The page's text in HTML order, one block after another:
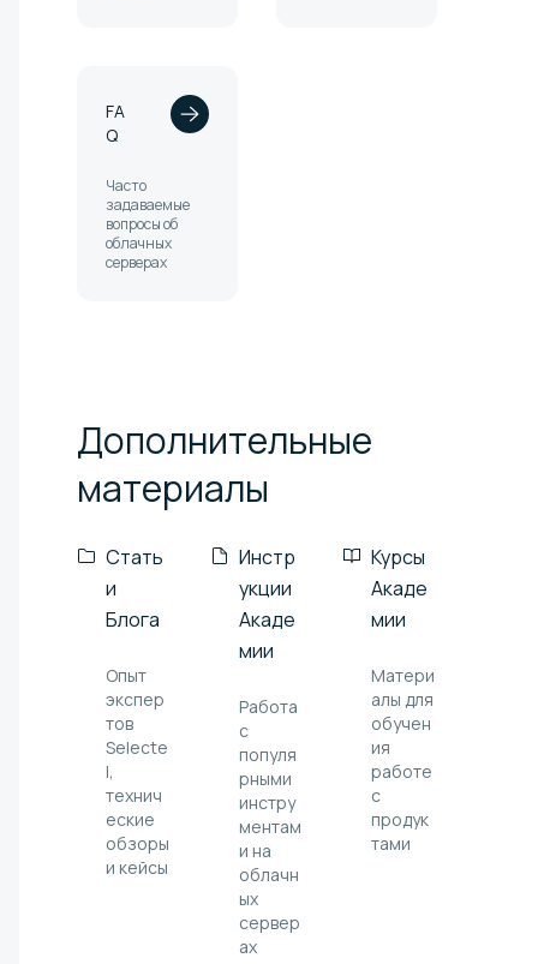
FA
Q
Часто
задаваемые
вопросы об
облачных
серверах
Дополнительные
материалы
Стать
и
Блога
Опыт
экспер
тов
Selecte
l,
технич
еские
обзоры
и кейсы
Инстр
укции
Акаде
мии
Работа
с
популя
рными
инстру
ментам
и на
облачн
ых
сервер
ах
Курсы
Акаде
мии
Матери
алы для
обучен
ия
работе
с
продук
тами